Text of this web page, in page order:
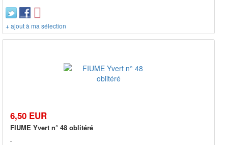
+ ajout à ma sélection
6,50 EUR
FIUME Yvert n° 48 oblitéré